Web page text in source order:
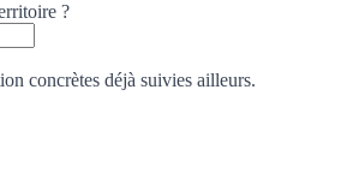
?
concrètes déjà suivies ailleurs.